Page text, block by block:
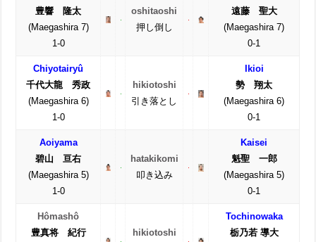
豊響 隆太
(Maegashira 7)
1-0
oshitaoshi
押し倒し
遠藤 聖大
(Maegashira 7)
0-1
Chiyotairyû
千代大龍 秀政
(Maegashira 6)
1-0
hikiotoshi
引き落とし
Ikioi
勢 翔太
(Maegashira 6)
0-1
Aoiyama
碧山 亘右
(Maegashira 5)
1-0
hatakikomi
叩き込み
Kaisei
魁聖 一郎
(Maegashira 5)
0-1
Hômashô
豊真将 紀行
hikiotoshi
Tochinowaka
栃乃若 導大